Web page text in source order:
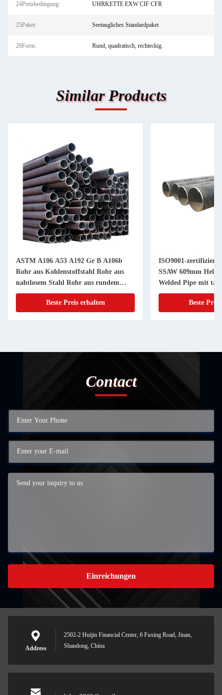
24Preisbedingung: UHRKETTE EXW CIF CFR
25Paket: Seetaugliches Standardpaket
26Form: Rund, quadratisch, rechteckig.
Similar Products
ASTM A106 A53 A192 Gr B A106b
Rohr aus Kohlenstoffstahl Rohr aus
nahtlosem Stahl Rohr aus rundem
Stahl Rohr zur Rechnungsstellung
Beste Preis erhalten
ISO9001-
SSAW 609mm
Welded Pipe mit
Gewichtsrechnung
Beste
Contact
Einreichungen
Address
2502-2 Huijin Financial Center, 6 Fuxing Road, Jinan,
Shandong, China